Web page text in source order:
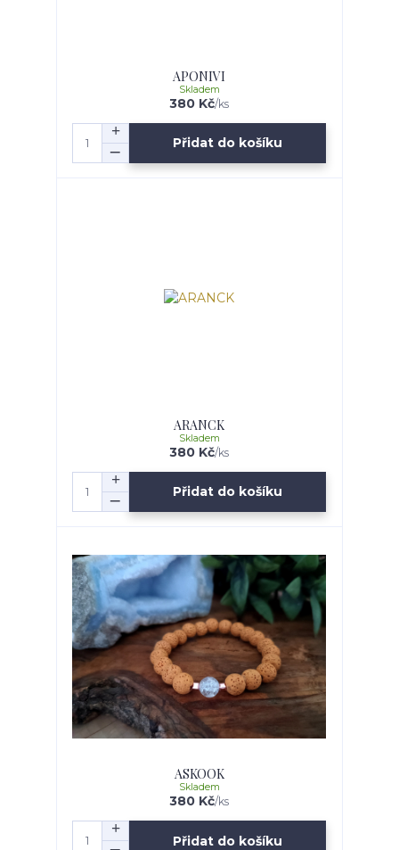
APONIVI
380 Kč/ks
Skladem
Přidat do košíku
ARANCK
380 Kč/ks
Skladem
Přidat do košíku
ASKOOK
380 Kč/ks
Skladem
Přidat do košíku